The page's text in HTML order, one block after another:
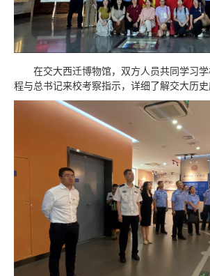
在交大西迁博物馆，双方人员共同学习
程与总书记来校考察指示，详细了解交大历史